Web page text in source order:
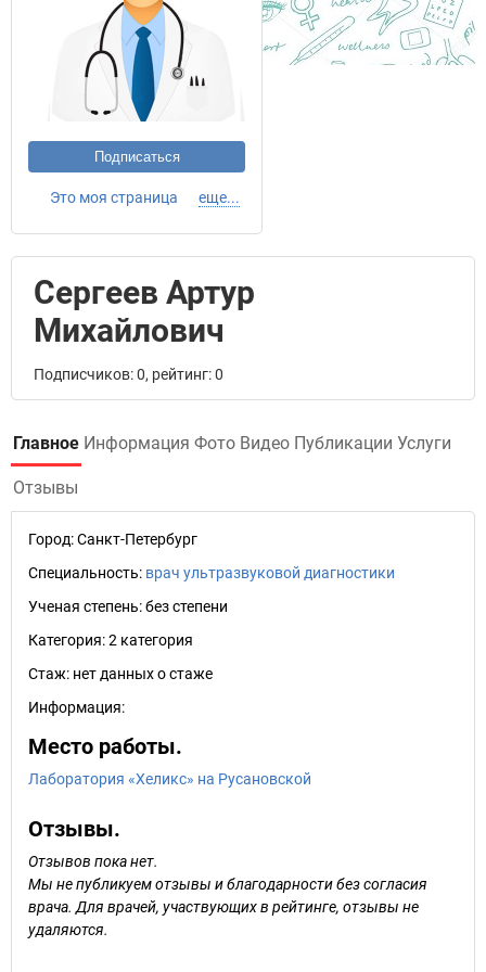
Подписаться
Это моя страница еще...
Сергеев Артур
Михайлович
Подписчиков: 0, рейтинг: 0
Главное Информация Фото Видео Публикации Услуги
Отзывы
Город:Санкт-Петербург
Специальность: врач ультразвуковой диагностики
Ученая степень:без степени
Категория:2 категория
Стаж: нет данных о стаже
Информация:
Место работы.
Лаборатория «Хеликс» на Русановской
Отзывы.
Отзывов пока нет.
Мы не публикуем отзывы и благодарности без согласия
врача. Для врачей, участвующих в рейтинге, отзывы не
удаляются.